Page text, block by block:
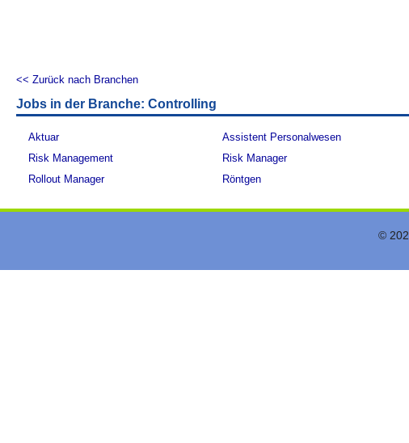
<< Zurück nach Branchen
Jobs in der Branche: Controlling
Aktuar Assistent Personalwesen
Risk Management
Risk Manager
Rollout Manager
Röntgen
©